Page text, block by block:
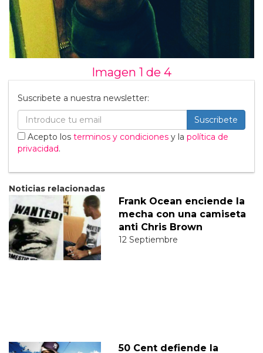
Imagen 1 de 4
Suscribete a nuestra newsletter:
Suscribete
Acepto los terminos y condiciones y la política de
privacidad.
Noticias relacionadas
Frank Ocean enciende la
mecha con una camiseta
anti Chris Brown
12 Septiembre
50 Cent defiende la